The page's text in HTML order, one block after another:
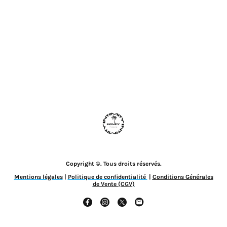
Copyright ©. Tous droits réservés.
Mentions légales| Politique de confidentialité | Conditions Générales
de Vente (CGV)